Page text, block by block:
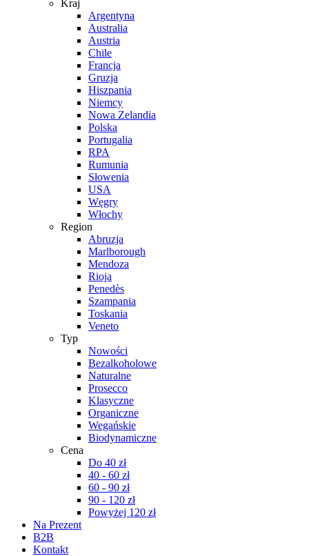
Kraj
Argentyna
Australia
Austria
Chile
Francja
Gruzja
Hiszpania
Niemcy
Nowa Zelandia
Polska
Portugalia
RPA
Rumunia
Słowenia
USA
Węgry
Włochy
Region
Abruzja
Marlborough
Mendoza
Rioja
Penedès
Szampania
Toskania
Veneto
Typ
Nowości
Bezalkoholowe
Naturalne
Prosecco
Klasyczne
Organiczne
Wegańskie
Biodynamiczne
Cena
Do 40 zł
40 - 60 zł
60 - 90 zł
90 - 120 zł
Powyżej 120 zł
Na Prezent
B2B
Kontakt